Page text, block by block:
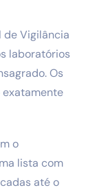
de Vigilância
laboratórios
Os
exatamente
o
lista com
até o